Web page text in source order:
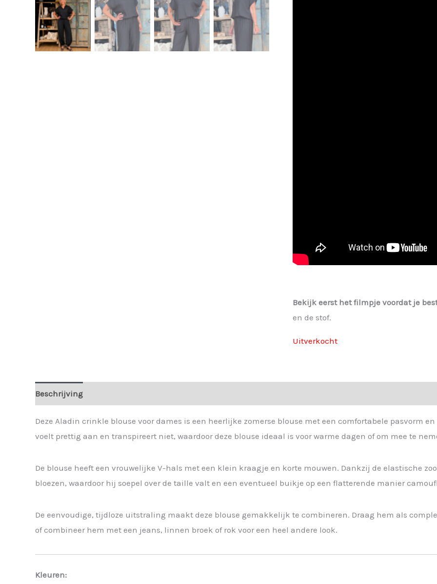
Bekijk eerst het filmpje voordat je
en de stof.
Uitverkocht
Beschrijving
Deze Aladin crinkle blouse voor dames is een heerlijke zomerse blouse met een comfortabele pasvorm
voelt prettig aan en transpireert niet, waardoor deze blouse ideaal is voor warme dagen of om mee te
De blouse heeft een vrouwelijke V-hals met een klein kraagje en korte mouwen. Dankzij de elastische
bloezen, waardoor hij soepel over de taille valt en een eventueel buikje op een flatterende manier
De eenvoudige, tijdloze uitstraling maakt deze blouse gemakkelijk te combineren. Draag hem als
of combineer hem met een jeans, linnen broek of rok voor een heel andere look.
Kleuren: